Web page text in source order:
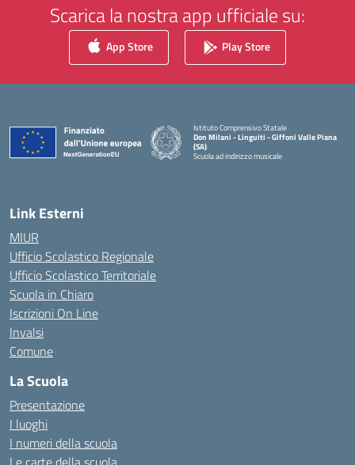
Scarica la nostra app ufficiale su:
App Store Play Store
Istituto Comprensivo Statale
Don Milani - Linguiti - Giffoni Valle Piana
(SA)
Scuola ad indirizzo musicale
Link Esterni
MIUR
Ufficio Scolastico Regionale
Ufficio Scolastico Territoriale
Scuola in Chiaro
Iscrizioni On Line
Invalsi
Comune
La Scuola
Presentazione
I luoghi
I numeri della scuola